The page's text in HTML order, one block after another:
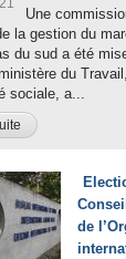
Une
la gestion du
du sud a été
du
sociale, a...
de